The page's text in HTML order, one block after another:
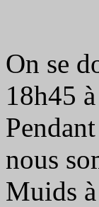
On se
18h45
nous
Muids